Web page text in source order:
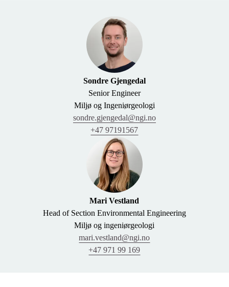
Sondre Gjengedal
Senior Engineer
Miljø og Ingeniørgeologi
sondre.gjengedal@ngi.no
+47 97191567
Mari Vestland
Head of Section Environmental Engineering
Miljø og ingeniørgeologi
mari.vestland@ngi.no
+47 971 99 169